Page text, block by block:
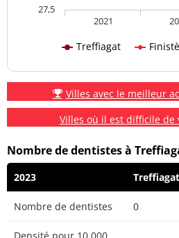
Treffiagat
2021
27,5
Villes avec le meilleur
Villes où il est difficile
Nombre de dentistes à
2023 Treffiagat
Nombre de dentistes 0